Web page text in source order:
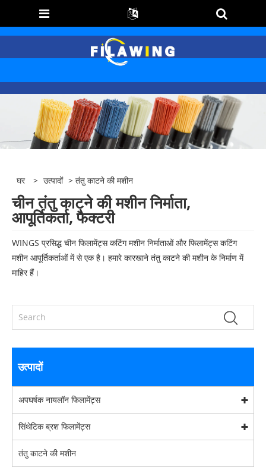
घर > उत्पादों > तंतु काटने की मशीन
चीन तंतु काटने की मशीन निर्माता,
आपूर्तिकर्ता, फैक्टरी
WINGS प्रसिद्ध चीन फिलामेंट्स कटिंग मशीन निर्माताओं और फिलामेंट्स कटिंग
मशीन आपूर्तिकर्ताओं में से एक है। हमारे कारखाने तंतु काटने की मशीन के निर्माण में
माहिर हैं।
उत्पादों
अपघर्षक नायलॉन फिलामेंट्स
सिंथेटिक ब्रश फिलामेंट्स
तंतु काटने की मशीन